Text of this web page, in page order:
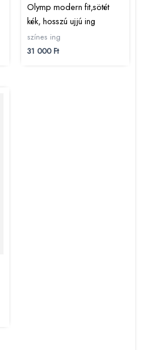
Olymp modern fit,sötét
kék, hosszú ujjú ing
színes ing
31 000Ft